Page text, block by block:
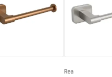
Rea